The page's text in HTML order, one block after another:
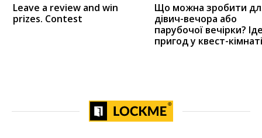
Leave a review and win
prizes. Contest
Що можна зробити
дівич-вечора або
парубочої вечірки?
пригод у квест-кімнаті